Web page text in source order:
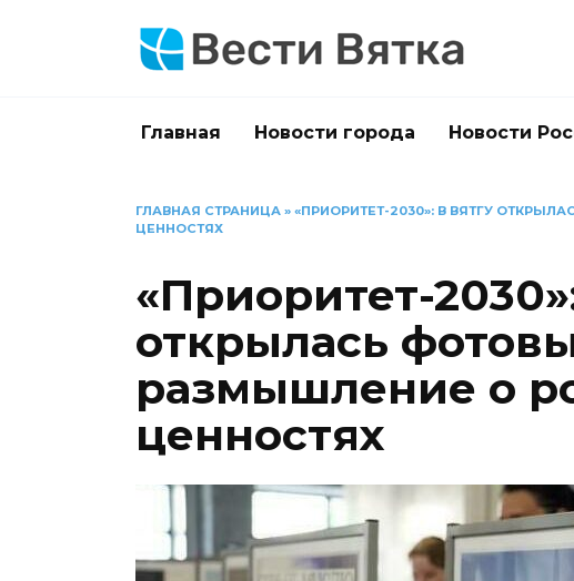
Главная Новости города Новости
ГЛАВНАЯ СТРАНИЦА » «ПРИОРИТЕТ-2030»: В ВЯТГУ
ЦЕННОСТЯХ
«Приоритет-
открылась
размышление о
ценностях